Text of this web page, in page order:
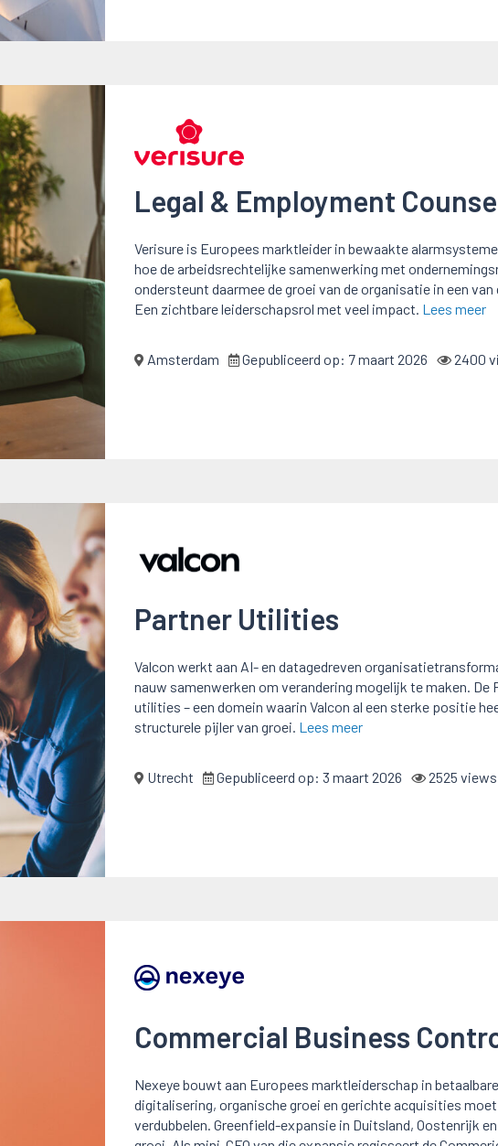
Legal & Employment
Verisure is Europees marktleider in bewaakte
hoe de arbeidsrechtelijke samenwerking met
ondersteunt daarmee de groei van de organisatie in een
Een zichtbare leiderschapsrol met veel impact. Lees meer
Amsterdam Gepubliceerd op: 7 maart 2026 2400
Partner Utilities
Valcon werkt aan AI- en datagedreven
nauw samenwerken om verandering mogelijk te maken.
utilities – een domein waarin Valcon al een sterke positie
structurele pijler van groei. Lees meer
Utrecht Gepubliceerd op: 3 maart 2026 2525 views
Commercial Business
Nexeye bouwt aan Europees marktleiderschap in
digitalisering, organische groei en gerichte acquisities
verdubbelen. Greenfield-expansie in Duitsland, Oostenrijk